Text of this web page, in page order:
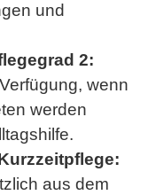
und
2:
wenn
werden
aus dem